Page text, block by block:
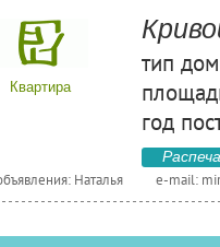
Квартира
тип
год
Наталья e-mail: